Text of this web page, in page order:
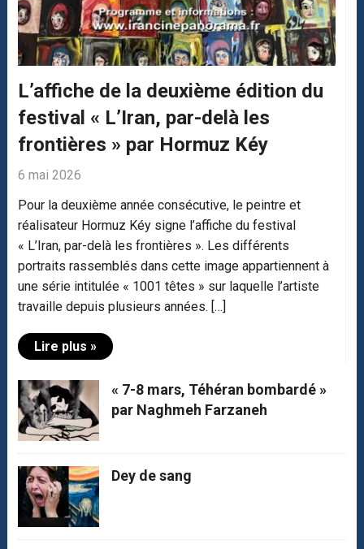
L’affiche de la deuxième édition du
festival « L’Iran, par-delà les
frontières » par Hormuz Kéy
6 mai 2026
Pour la deuxième année consécutive, le peintre et
réalisateur Hormuz Kéy signe l’affiche du festival
« L’Iran, par-delà les frontières ». Les différents
portraits rassemblés dans cette image appartiennent à
une série intitulée « 1001 têtes » sur laquelle l’artiste
travaille depuis plusieurs années. […]
Lire plus »
« 7-8 mars, Téhéran bombardé »
par Naghmeh Farzaneh
Dey de sang